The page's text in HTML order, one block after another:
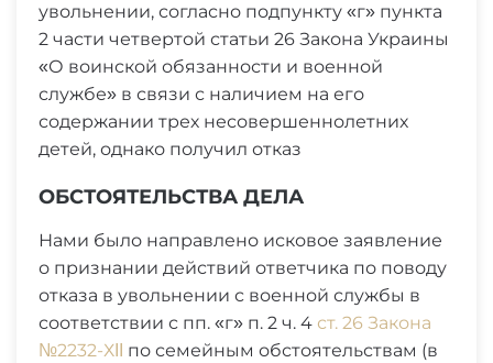
увольнении, согласно подпункту «г» пункта
2 части четвертой статьи 26 Закона Украины
«О воинской обязанности и военной
службе» в связи с наличием на его
содержании трех несовершеннолетних
детей, однако получил отказ
ОБСТОЯТЕЛЬСТВА ДЕЛА
Нами было направлено исковое заявление
о признании действий ответчика по поводу
отказа в увольнении с военной службы в
соответствии с пп. «г» п. 2 ч. 4 ст. 26 Закона
№2232-ХІІ
по семейным обстоятельствам (в